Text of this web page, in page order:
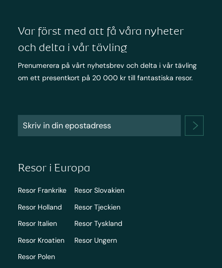
Var först med att få våra nyheter
och delta i vår tävling
Prenumerera på vårt nyhetsbrev och delta i vår tävling
om ett presentkort på 20 000 kr till fantastiska resor.
Resor i Europa
Resor Frankrike
Resor Holland
Resor Italien
Resor Kroatien
Resor Polen
Resor Slovakien
Resor Tjeckien
Resor Tyskland
Resor Ungern